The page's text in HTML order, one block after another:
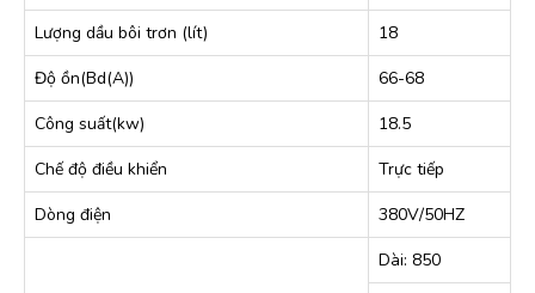
Lượng dầu bôi trơn (lít)
18
Độ ồn(Bd(A))
66-68
Công suất(kw)
18.5
Chế độ điều khiển
Trực tiếp
Dòng điện
380V/50HZ
Dài: 850